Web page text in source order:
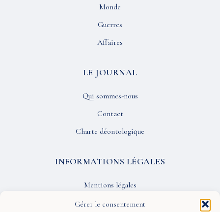
Gérer le consentement
Monde
Guerres
Affaires
LE JOURNAL
Qui sommes-nous
Contact
Charte déontologique
INFORMATIONS LÉGALES
Mentions légales
Confidentialité